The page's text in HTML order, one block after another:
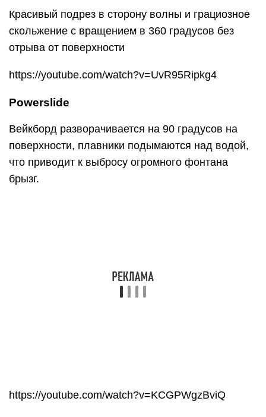
Полный оборот без прыжка.
вейкборд над собой, тело проворачивается на